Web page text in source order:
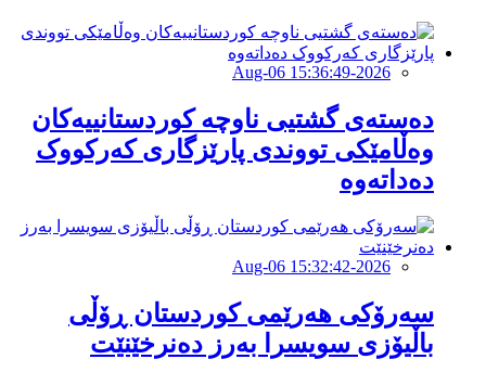
2026-Aug-06 15:36:49
دەستەی گشتیی ناوچە کوردستانییەکان
وەڵامێکی تووندی پارێزگاری کەرکووک
دەداتەوە
2026-Aug-06 15:32:42
سەرۆكی هەرێمی كوردستان ڕۆڵی
باڵیۆزی سویسرا بەرز دەنرخێنێت